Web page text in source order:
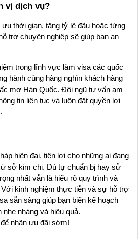
vị dịch vụ?
thời gian, tăng tỷ lệ đậu hoặc từng
trợ chuyên nghiệp sẽ giúp bạn an
trong lĩnh vực làm visa các quốc
hành cùng hàng nghìn khách hàng
mơ Hàn Quốc. Đội ngũ tư vấn am
tin liên tục và luôn đặt quyền lợi
hiện đại, tiện lợi cho những ai đang
sở kim chi. Dù tự chuẩn bị hay sử
nhất vẫn là hiểu rõ quy trình và
kinh nghiệm thực tiễn và sự hỗ trợ
sẵn sàng giúp bạn biến kế hoạch
nhàng và hiệu quả.
để nhận ưu đãi sớm!